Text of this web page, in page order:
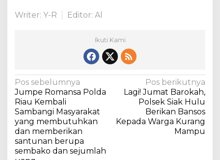
Writer: Y-R Editor: Al
Ikuti Kami
N
a
v
i
g
a
Pos sebelumnya
Jumpe Romansa Polda
Riau Kembali
Sambangi Masyarakat
yang membutuhkan
dan memberikan
santunan berupa
sembako dan sejumlah
Pos berikutnya
Lagi! Jumat Barokah,
Polsek Siak Hulu
Berikan Bansos
Kepada Warga Kurang
Mampu